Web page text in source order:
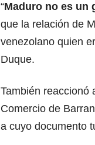
“Maduro no es un
que la relación de
venezolano quien
Duque.
También reaccionó
Comercio de
a cuyo documento